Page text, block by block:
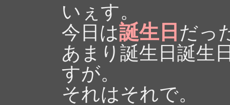
いぇす。
今日は誕生日 だっ
あまり誕生日誕生
すが。
それはそれで。